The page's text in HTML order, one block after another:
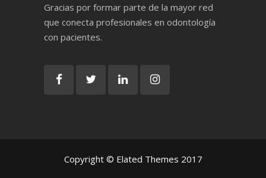
Gracias por formar parte de la mayor red
que conecta profesionales en odontología
con pacientes.
Copyright © Elated Themes 2017